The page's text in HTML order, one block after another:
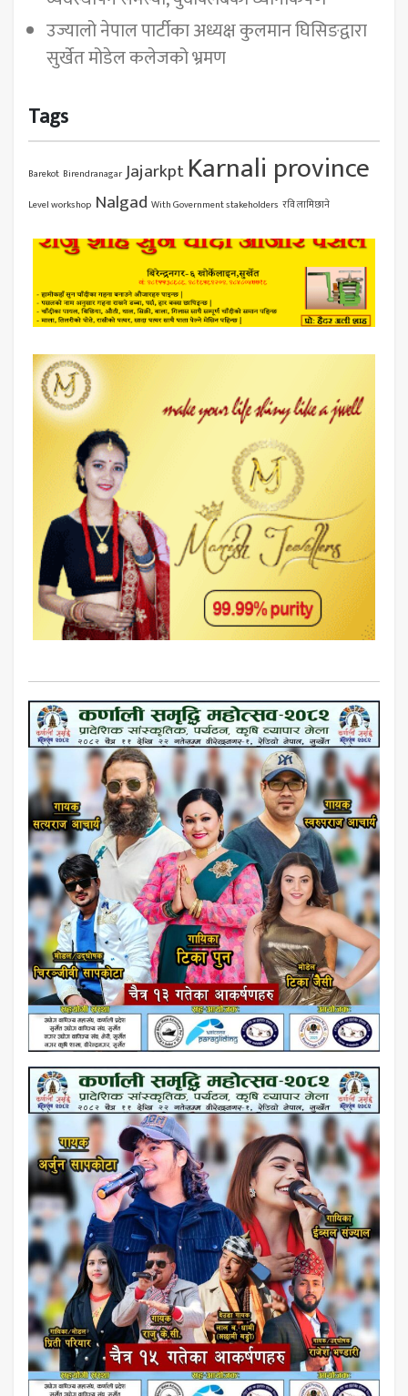
उज्यालो नेपाल पार्टीका अध्यक्ष कुलमान घिसिङद्वारा
सुर्खेत मोडेल कलेजको भ्रमण
Tags
Barekot Birendranagar JajarkptKarnali province
Level workshop Nalgad With Government stakeholders रवि लामिछाने